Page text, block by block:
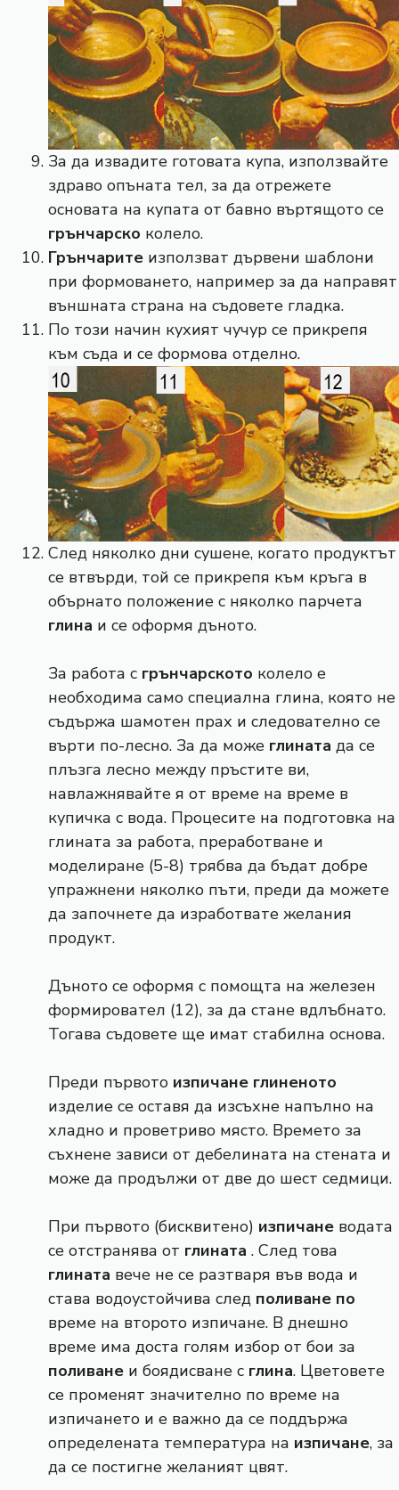
За да извадите готовата купа, използвайте
здраво опъната тел, за да отрежете
основата на купата от бавно въртящото се
грънчарско колело.
Грънчарите използват дървени шаблони
при формоването, например за да направят
външната страна на съдовете гладка.
По този начин кухият чучур се прикрепя
към съда и се формова отделно.
След няколко дни сушене, когато продуктът
се втвърди, той се прикрепя към кръга в
обърнато положение с няколко парчета
глина и се оформя дъното.
За работа с грънчарското колело е
необходима само специална глина, която не
съдържа шамотен прах и следователно се
върти по-лесно. За да може глината да се
плъзга лесно между пръстите ви,
навлажнявайте я от време на време в
купичка с вода. Процесите на подготовка на
глината за работа, преработване и
моделиране (5-8) трябва да бъдат добре
упражнени няколко пъти, преди да можете
да започнете да изработвате желания
продукт.
Дъното се оформя с помощта на железен
формировател (12), за да стане вдлъбнато.
Тогава съдовете ще имат стабилна основа.
Преди първото изпичане глиненото
изделие се оставя да изсъхне напълно на
хладно и проветриво място. Времето за
съхнене зависи от дебелината на стената и
може да продължи от две до шест седмици.
При първото (бисквитено) изпичане водата
се отстранява от глината . След това
глината вече не се разтваря във вода и
става водоустойчива след поливане по
време на второто изпичане. В днешно
време има доста голям избор от бои за
поливане и боядисване с глина. Цветовете
се променят значително по време на
изпичането и е важно да се поддържа
определената температура на изпичане, за
да се постигне желаният цвят.